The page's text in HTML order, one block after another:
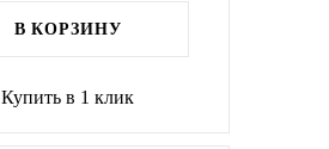
В КОРЗИНУ
Купить в 1 клик